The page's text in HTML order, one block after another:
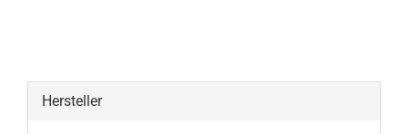
Hersteller